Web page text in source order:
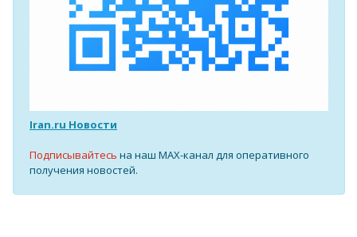
Iran.ru Новости
Подписывайтесь на наш MAX-канал для оперативного
получения новостей.